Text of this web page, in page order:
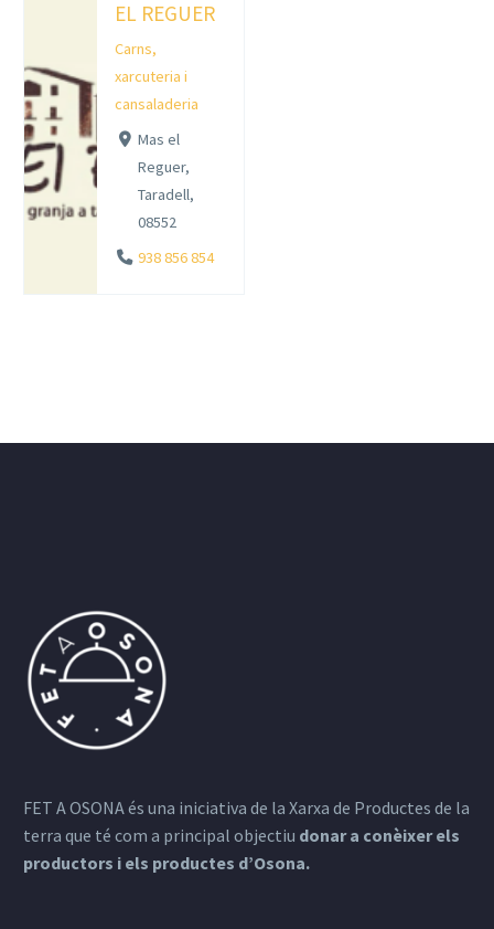
EL REGUER
Carns,
xarcuteria i
cansaladeria
Mas el
Reguer,
Taradell,
08552
938 856 854
FET A OSONA és una iniciativa de la Xarxa de Productes de la
terra que té com a principal objectiu donar a conèixer els
productors i els productes d’Osona.